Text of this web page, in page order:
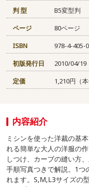
判 型
B5変型判
ページ
80ページ
ISBN
978-4-405-
初版発行日
2010/04/19
定価
1,210円（
内容紹介
ミシンを使った洋裁の基
れる簡単な大人の洋服の作
しつけ、カーブの縫い方
手順写真つきで解説。1
れます。S,M,L3サイズの型